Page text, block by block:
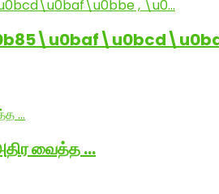
வைத்த …